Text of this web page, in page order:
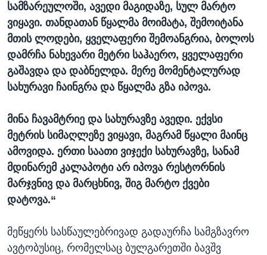
სამზარეულოში, ავედი მაგიდაზე, სულ მარტო
ვიყავი. თანდათან წყალმა მოიმატა, შემოიტანა
მთის ლოდები, ყველაფერი შემოანგრია, ბოლოს
დამრჩა ნახევარი მეტრი საჰაერო, ყველაფერი
გაშავდა და დაბნელდა. მერე მომენტალურად
სახურავი ჩაინგრა და წყალმა გზა იპოვა.
მინა ჩავამტრიე და სახურავზე ავედი. ექვსი
მეტრის სიმაღლეზე ვიყავი, მაგრამ წყალი მაინც
ამოვიდა. ერთი საათი ვიჯექი სახურავზე, სანამ
მდინარემ კალაპოტი არ იპოვა რესტორნის
მარჯვნივ და მარცხნივ, შიგ მარტო ქვები
დატოვა.“
მეწყერს სასწაულებრივად გადაურჩა სამგზავრო
ავტობუსიც, რომელსაც ბულგარეთში ბავშვ